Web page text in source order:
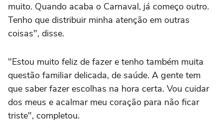
muito. Quando acaba o Carnaval, já começo outro.
Tenho que distribuir minha atenção em outras
coisas", disse.
"Estou muito feliz de fazer e tenho também muita
questão familiar delicada, de saúde. A gente tem
que saber fazer escolhas na hora certa. Vou cuidar
dos meus e acalmar meu coração para não ficar
triste", completou.